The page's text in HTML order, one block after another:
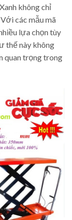
không chỉ
các mẫu mã
lựa chọn tùy
thế này không
quan trọng trong